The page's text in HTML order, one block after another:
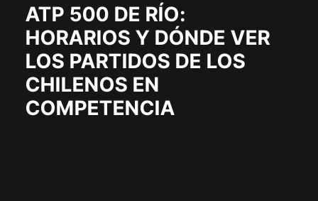
ATP 500 DE RÍO:
HORARIOS Y DÓNDE VER
LOS PARTIDOS DE LOS
CHILENOS EN
COMPETENCIA